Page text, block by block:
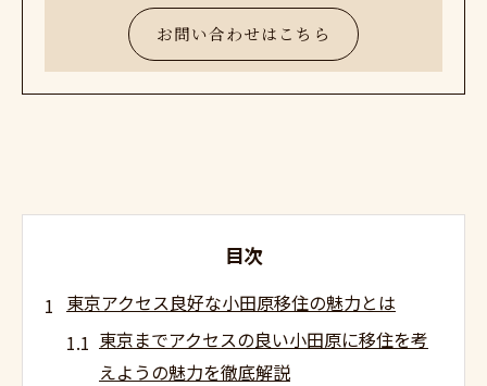
お問い合わせはこちら
目次
東京アクセス良好な小田原移住の魅力とは
東京までアクセスの良い小田原に移住を考
えようの魅力を徹底解説